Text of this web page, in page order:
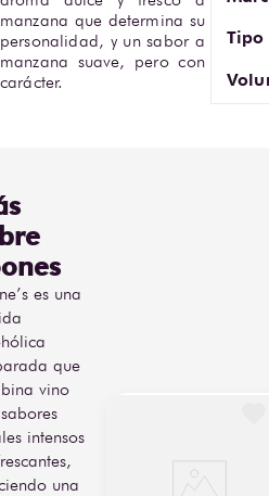
manzana que determina su
personalidad, y un sabor a
manzana suave, pero con
carácter.
Tipo
es una
que
vino
intensos
una